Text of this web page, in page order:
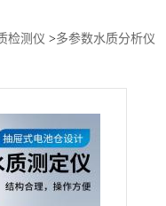
检测仪 >多参数水质分析仪